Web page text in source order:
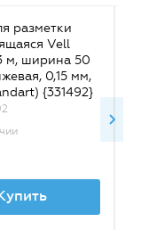
разметки
Vell
м, ширина 50
0,15 мм,
{331492}